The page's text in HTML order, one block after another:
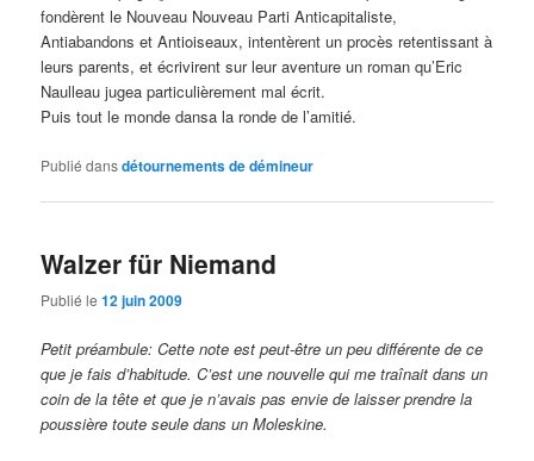
fondèrent le Nouveau Nouveau Parti Anticapitaliste,
Antiabandons et Antioiseaux, intentèrent un procès retentissant à
leurs parents, et écrivirent sur leur aventure un roman qu’Eric
Naulleau jugea particulièrement mal écrit.
Puis tout le monde dansa la ronde de l’amitié.
Publié dansdétournements de démineur
Walzer für Niemand
Publié le12 juin 2009
Petit préambule: Cette note est peut-être un peu différente de ce
que je fais d’habitude. C’est une nouvelle qui me traînait dans un
coin de la tête et que je n’avais pas envie de laisser prendre la
poussière toute seule dans un Moleskine.